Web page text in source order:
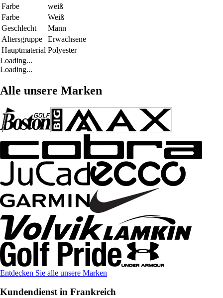
Farbe
weiß
Farbe
Weiß
Geschlecht
Mann
Altersgruppe
Erwachsene
Hauptmaterial Polyester
Loading...
Loading...
Alle unsere Marken
Entdecken Sie alle unsere Marken
Kundendienst in Frankreich